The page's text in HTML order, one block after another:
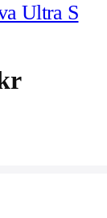
Ultra S